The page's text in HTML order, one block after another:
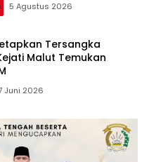
5 Agustus 2026
Tersangka
Malut Temukan
Juni 2026